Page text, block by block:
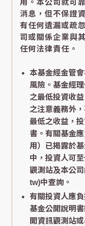
用。本公司就可
消息，但不保證
有任何遺漏或疏
司或關係企業與
任何法律責任。
本基金經金管
風險。基金經
之最低投資收
之注意義務外
最低之收益，
書。有關基金
用）已揭露於
中，投資人可
觀測站及本公
tw)中查詢。
有關投資人應
基金公開說明
開資訊觀測站